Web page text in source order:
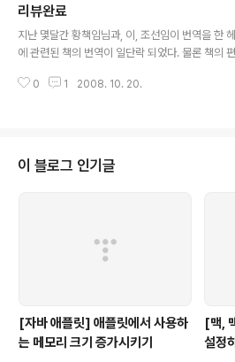
리뷰완료
지난 몇달간 황책임님과, 이, 조선임이 번역을 한
에 관련된 책의 번역이 일단락 되었다. 물론 책의
까? 그동안 헤드 퍼스트 책은 몇권 봐 왔지만, 필요
도록 만들 수 있을까? 그렇다고, 남는게 없는 것도
서는 머리에 자동으로 숙지가 되는..." 우리나라에
0 1 2008. 10. 20.
이 블로그 인기글
[자바 애플릿] 애플릿에서 사용하
는 메모리 크기 증가시키기
[맥,
설정